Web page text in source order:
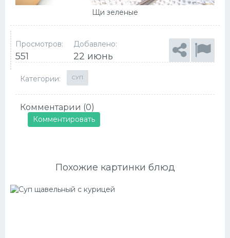
Щи зеленые
Просмотров:
551
Добавлено:
22 июнь
Категории: СУП
Комментарии (0)
Комментировать
Похожие картинки блюд